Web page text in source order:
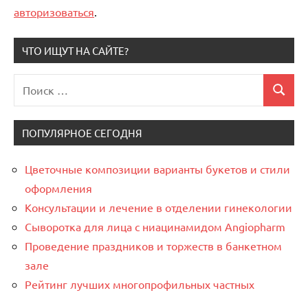
авторизоваться
ЧТО ИЩУТ НА САЙТЕ?
для:
Поиск
ПОПУЛЯРНОЕ СЕГОДНЯ
Цветочные композиции варианты букетов и стили
оформления
Консультации и лечение в отделении гинекологии
Сыворотка для лица с ниацинамидом Angiopharm
Проведение праздников и торжеств в банкетном
зале
Рейтинг лучших многопрофильных частных